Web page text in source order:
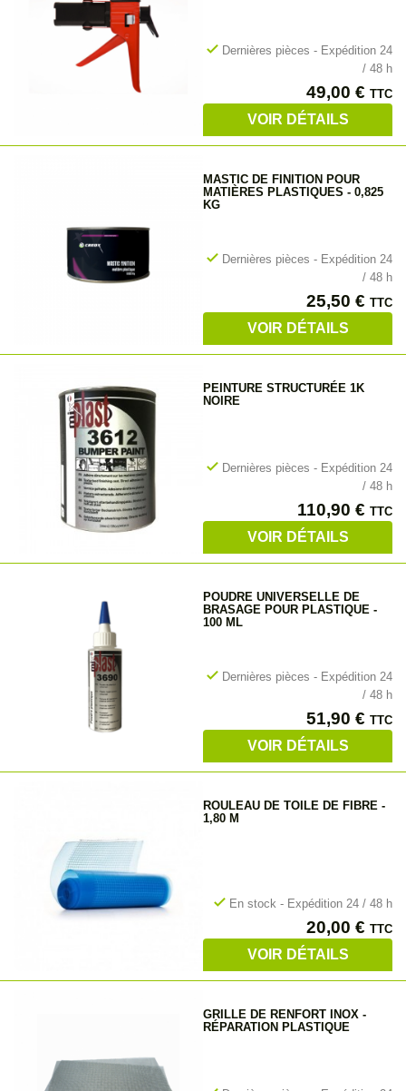
check Dernières pièces - Expédition 24
/ 48 h
Prix
49,00 € TTC
VOIR DÉTAILS
MASTIC DE FINITION POUR
MATIÈRES PLASTIQUES - 0,825
KG
check Dernières pièces - Expédition 24
/ 48 h
Prix
25,50 € TTC
VOIR DÉTAILS
PEINTURE STRUCTURÉE 1K
NOIRE
check Dernières pièces - Expédition 24
/ 48 h
Prix
110,90 € TTC
VOIR DÉTAILS
POUDRE UNIVERSELLE DE
BRASAGE POUR PLASTIQUE -
100 ML
check Dernières pièces - Expédition 24
/ 48 h
Prix
51,90 € TTC
VOIR DÉTAILS
ROULEAU DE TOILE DE FIBRE -
1,80 M
check En stock - Expédition 24 / 48 h
Prix
20,00 € TTC
VOIR DÉTAILS
GRILLE DE RENFORT INOX -
RÉPARATION PLASTIQUE